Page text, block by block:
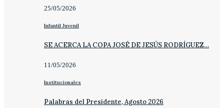
25/05/2026
Infantil Juvenil
SE ACERCA LA COPA JOSÉ DE JESÚS RODRÍGUEZ…
11/05/2026
Institucionales
Palabras del Presidente, Agosto 2026